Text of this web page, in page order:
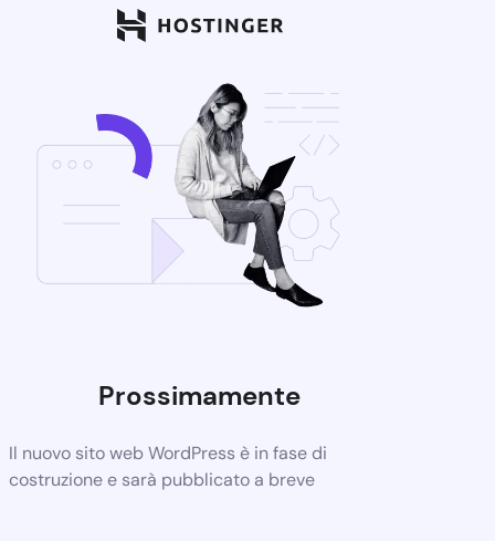
Prossimamente
Il nuovo sito web WordPress è in fase di
costruzione e sarà pubblicato a breve